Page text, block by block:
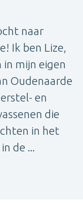
naar
Ik ben Lize,
mijn eigen
Oudenaarde
en
die
in het
de ...